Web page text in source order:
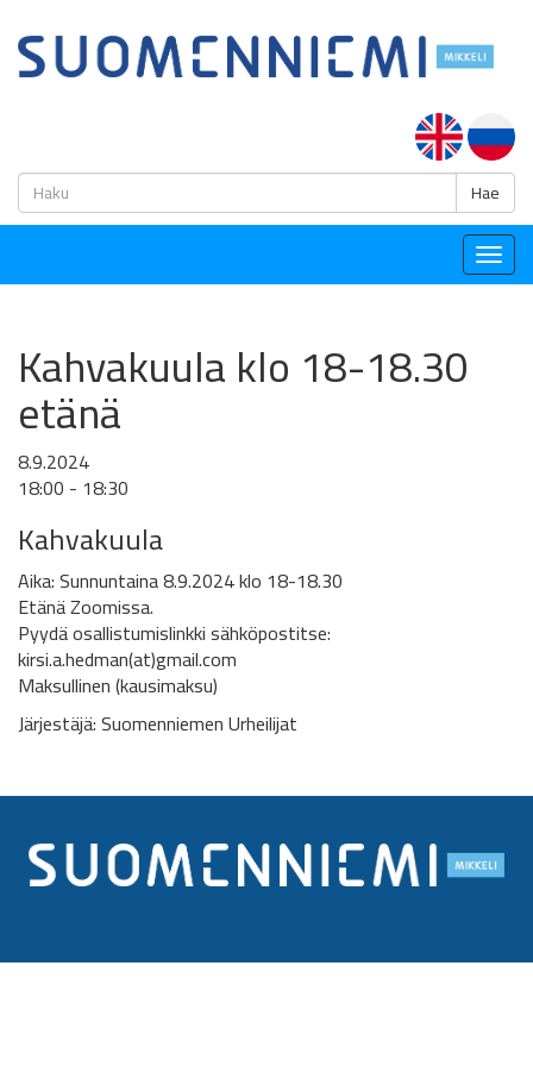
Hae
Kahvakuula klo 18-18.30
etänä
8.9.2024
18:00 - 18:30
Kahvakuula
Aika: Sunnuntaina 8.9.2024 klo 18-18.30
Etänä Zoomissa.
Pyydä osallistumislinkki sähköpostitse:
kirsi.a.hedman(at)gmail.com
Maksullinen (kausimaksu)
Järjestäjä: Suomenniemen Urheilijat